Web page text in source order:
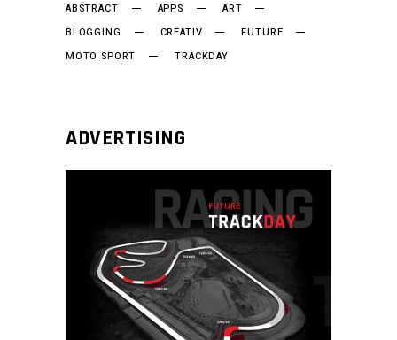
ABSTRACT APPS
ART
BLOGGING
CREATIV
FUTURE
MOTO SPORT
TRACKDAY
ADVERTISING